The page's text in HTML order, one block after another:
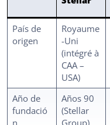
País de
origen
Royaume
-Uni
(intégré à
CAA –
USA)
Año de
fundació
n
Años 90
(Stellar
Group)